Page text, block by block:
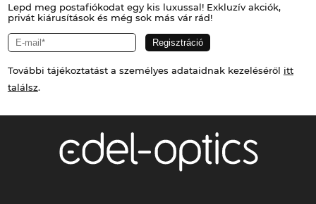
Lepd meg postafiókodat egy kis luxussal! Exkluzív akciók,
privát kiárusítások és még sok más vár rád!
További tájékoztatást a személyes adataidnak kezeléséről itt
találsz.